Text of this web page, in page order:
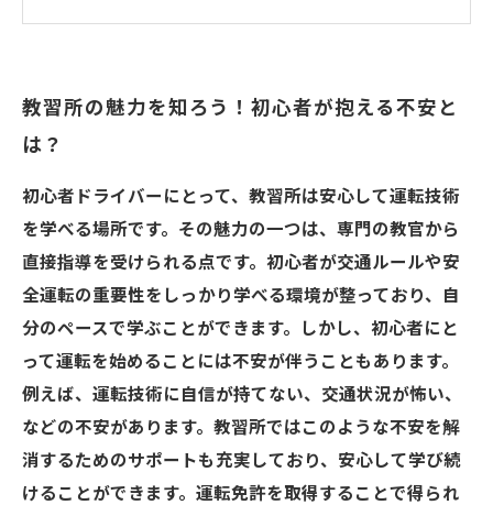
手に入れよう
教習所の魅力を知ろう！初心者が抱える不安と
は？
初心者ドライバーにとって、教習所は安心して運転技術
を学べる場所です。その魅力の一つは、専門の教官から
直接指導を受けられる点です。初心者が交通ルールや安
全運転の重要性をしっかり学べる環境が整っており、自
分のペースで学ぶことができます。しかし、初心者にと
って運転を始めることには不安が伴うこともあります。
例えば、運転技術に自信が持てない、交通状況が怖い、
などの不安があります。教習所ではこのような不安を解
消するためのサポートも充実しており、安心して学び続
けることができます。運転免許を取得することで得られ